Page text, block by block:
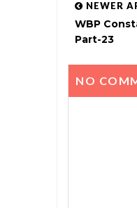
NEWER
WBP
Part-23
NO